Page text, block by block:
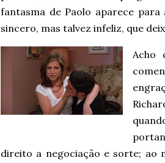
fantasma de Paolo aparece
sincero, mas talvez infeliz, que
Acho
direito a negociação e sorte; ao